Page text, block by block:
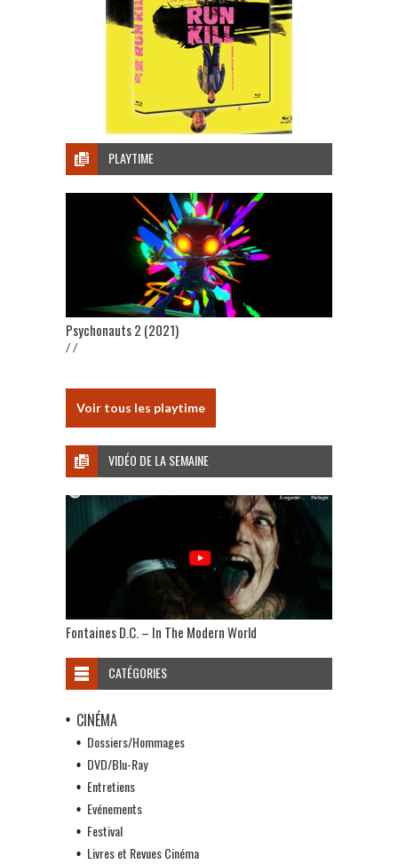
PLAYTIME
Psychonauts 2 (2021)
/ /
Voir tous les playtime
VIDÉO DE LA SEMAINE
Fontaines D.C. – In The Modern World
CATÉGORIES
CINÉMA
Dossiers/Hommages
DVD/Blu-Ray
Entretiens
Evénements
Festival
Livres et Revues Cinéma